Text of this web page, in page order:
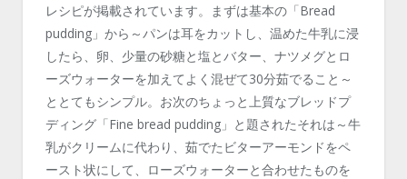
レシピが掲載されています。まずは基本の「Bread
pudding」から～パンは耳をカットし、温めた牛乳に浸
したら、卵、少量の砂糖と塩とバター、ナツメグとロ
ーズウォーターを加えてよく混ぜて30分茹でること～
ととてもシンプル。お次のちょっと上質なブレッドプ
ディング「Fine bread pudding」と題されたそれは～牛
乳がクリームに代わり、茹でたビターアーモンドをペ
ースト状にして、ローズウォーターと合わせたものを